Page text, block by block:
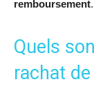
remboursement.
Quels
rachat